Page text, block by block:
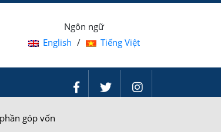
Ngôn ngữ
English / Tiếng Việt
góp vốn